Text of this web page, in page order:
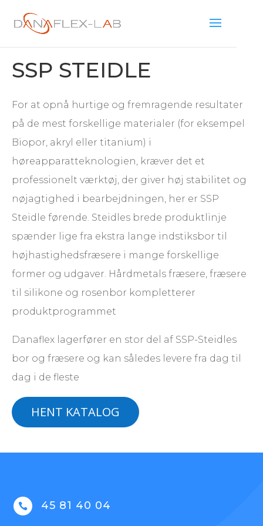
SSP STEIDLE
For at opnå hurtige og fremragende resultater
på de mest forskellige materialer (for eksempel
Biopor, akryl eller titanium) i
høreapparatteknologien, kræver det et
professionelt værktøj, der giver høj stabilitet og
nøjagtighed i bearbejdningen, her er SSP
Steidle førende. Steidles brede produktlinje
spænder lige fra ekstra lange indstiksbor til
højhastighedsfræsere i mange forskellige
former og udgaver. Hårdmetals fræsere, fræsere
til silikone og rosenbor kompletterer
produktprogrammet
Danaflex lagerfører en stor del af SSP-Steidles
bor og fræsere og kan således levere fra dag til
dag i de fleste
HENT KATALOG
 45 81 40 04